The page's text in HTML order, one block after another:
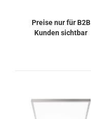
Preise nur für B2B
Kunden sichtbar